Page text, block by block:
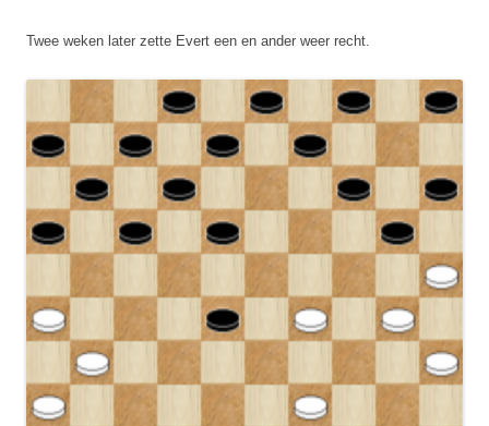
Twee weken later zette Evert een en ander weer recht.